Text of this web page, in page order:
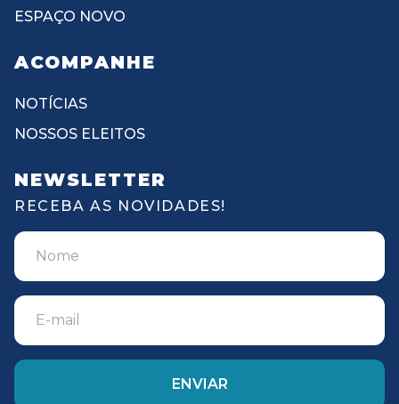
ESPAÇO NOVO
ACOMPANHE
NOTÍCIAS
NOSSOS ELEITOS
NEWSLETTER
RECEBA AS NOVIDADES!